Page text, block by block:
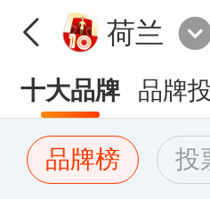
荷兰
十大品牌 品牌
品牌榜 投